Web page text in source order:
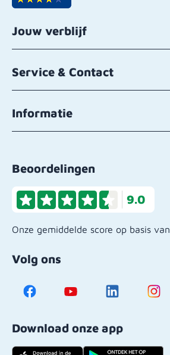
Jouw verblijf
Service & Contact
Informatie
Beoordelingen
9.0
Onze gemiddelde score op basis van
Volg ons
Download onze app